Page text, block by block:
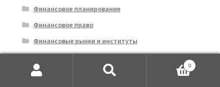
Финансовое планирование
Финансовое право
Финансовые рынки и институты
Финансовый консалтинг
Финансовый контроль
0